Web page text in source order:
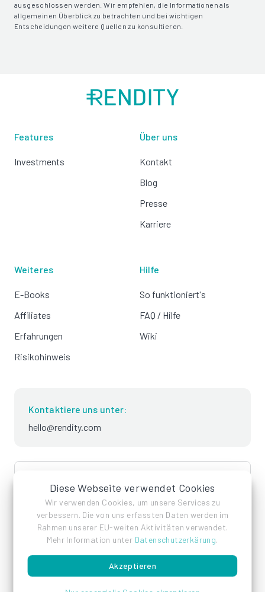
Diese Webseite verwendet Cookies
Wir verwenden Cookies, um unsere Services zu
verbessern. Die von uns erfassten Daten werden im
Rahmen unserer EU-weiten Aktivitäten verwendet.
Mehr Information unter Datenschutzerkärung.
Akzeptieren
ausgeschlossen werden. Wir empfehlen, die Informationen als
allgemeinen Überblick zu betrachten und bei wichtigen
Entscheidungen weitere Quellen zu konsultieren.
Features
Investments
Über uns
Kontakt
Blog
Presse
Karriere
Weiteres
E-Books
Affiliates
Erfahrungen
Risikohinweis
Hilfe
So funktioniert's
FAQ / Hilfe
Wiki
Kontaktiere uns unter:
hello@rendity.com
language
ImpressumDatenschutzAGB